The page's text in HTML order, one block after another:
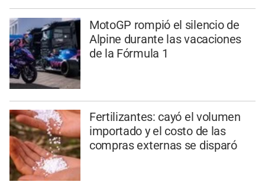
MotoGP rompió el silencio de
Alpine durante las vacaciones
de la Fórmula 1
Fertilizantes: cayó el volumen
importado y el costo de las
compras externas se disparó